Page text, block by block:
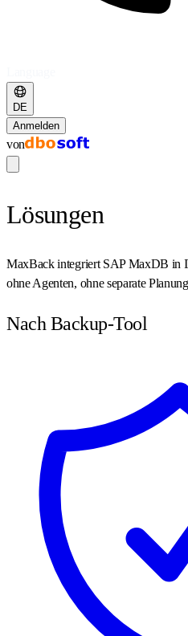
DE
Anmelden
von
Lösungen
MaxBack integriert SAP MaxDB in
ohne Agenten, ohne separate
Nach Backup-Tool